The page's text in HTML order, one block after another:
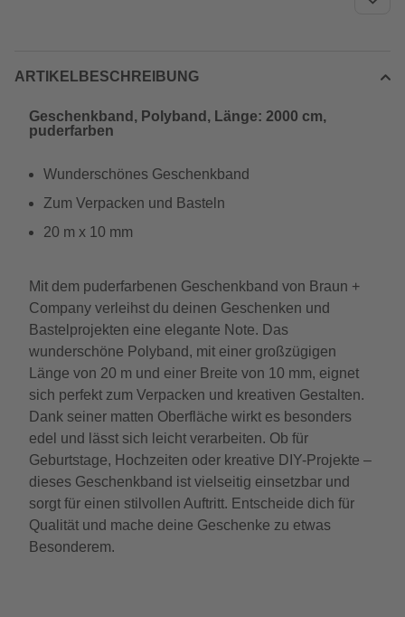
ARTIKELBESCHREIBUNG
Geschenkband, Polyband, Länge: 2000 cm,
puderfarben
Wunderschönes Geschenkband
Zum Verpacken und Basteln
20 m x 10 mm
Mit dem puderfarbenen Geschenkband von Braun +
Company verleihst du deinen Geschenken und
Bastelprojekten eine elegante Note. Das
wunderschöne Polyband, mit einer großzügigen
Länge von 20 m und einer Breite von 10 mm, eignet
sich perfekt zum Verpacken und kreativen Gestalten.
Dank seiner matten Oberfläche wirkt es besonders
edel und lässt sich leicht verarbeiten. Ob für
Geburtstage, Hochzeiten oder kreative DIY-Projekte –
dieses Geschenkband ist vielseitig einsetzbar und
sorgt für einen stilvollen Auftritt. Entscheide dich für
Qualität und mache deine Geschenke zu etwas
Besonderem.